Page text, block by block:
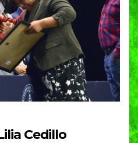
Cedillo